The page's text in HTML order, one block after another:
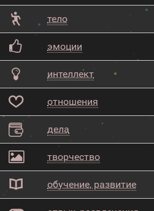
тело
эмоции
интеллект
отношения
дела
творчество
обучение, развитие